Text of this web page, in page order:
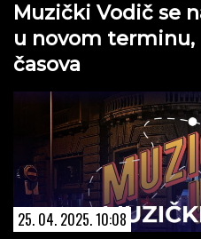
Muzički Vodič se
u novom terminu,
časova
25. 04. 2025. 10:08